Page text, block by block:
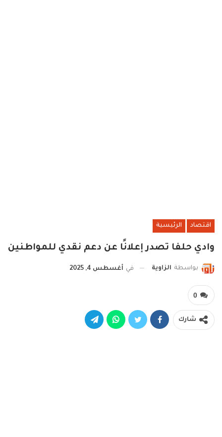
اقتصاد الرئيسية
وادي حلفا تصدر إعلانًا عن دعم نقدي للمواطنين
بواسطة الزاوية في أغسطس 4, 2025
0
شارك